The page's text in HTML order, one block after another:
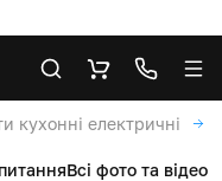
кухонні електричні
Всі фото та відео